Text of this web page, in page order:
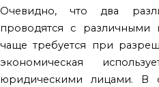
Очевидно, что два
проводятся с различными
чаще требуется при
экономическая
юридическими лицами. В